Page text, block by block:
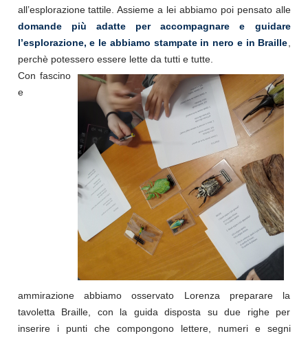
all’esplorazione tattile. Assieme a lei abbiamo poi pensato alle
domande più adatte per accompagnare e guidare
l’esplorazione, e le abbiamo stampate in nero e in Braille
perchè potessero essere lette da tutti e tutte.
Con fascino
e
ammirazione abbiamo osservato Lorenza preparare la
tavoletta Braille, con la guida disposta su due righe per
inserire i punti che compongono lettere, numeri e segni